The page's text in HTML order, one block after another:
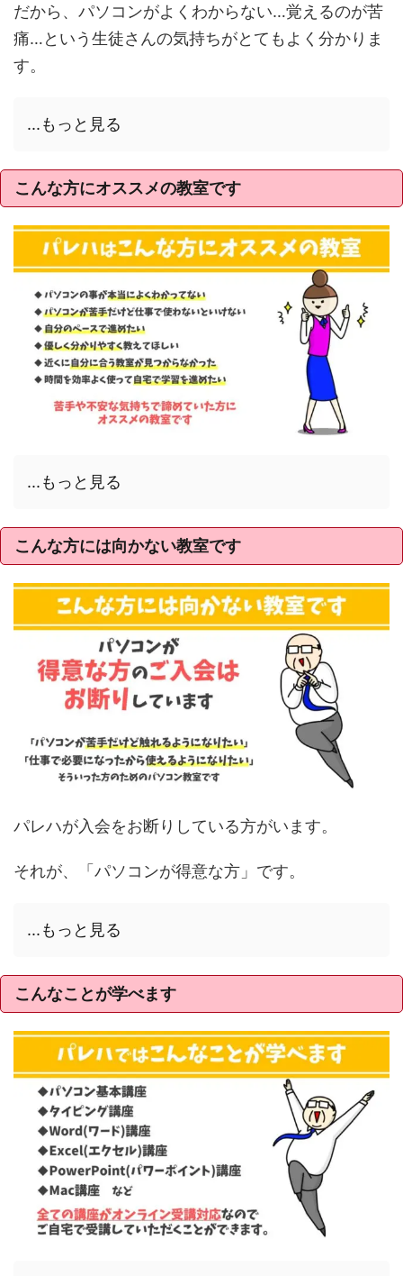
だから、パソコンがよくわからない…覚えるのが苦
痛…という生徒さんの気持ちがとてもよく分かりま
す。
...もっと見る
こんな方にオススメの教室です
...もっと見る
こんな方には向かない教室です
パレハが入会をお断りしている方がいます。
それが、「パソコンが得意な方」です。
...もっと見る
こんなことが学べます